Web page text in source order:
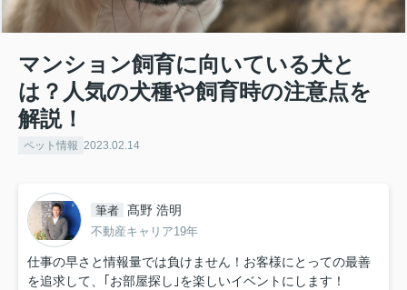
マンション飼育に向いている犬と
は？人気の犬種や飼育時の注意点を
解説！
ペット情報 2023.02.14
筆者 髙野 浩明
不動産キャリア19年
仕事の早さと情報量では負けません！お客様にとっての最善
を追求して、｢お部屋探し｣を楽しいイベントにします！